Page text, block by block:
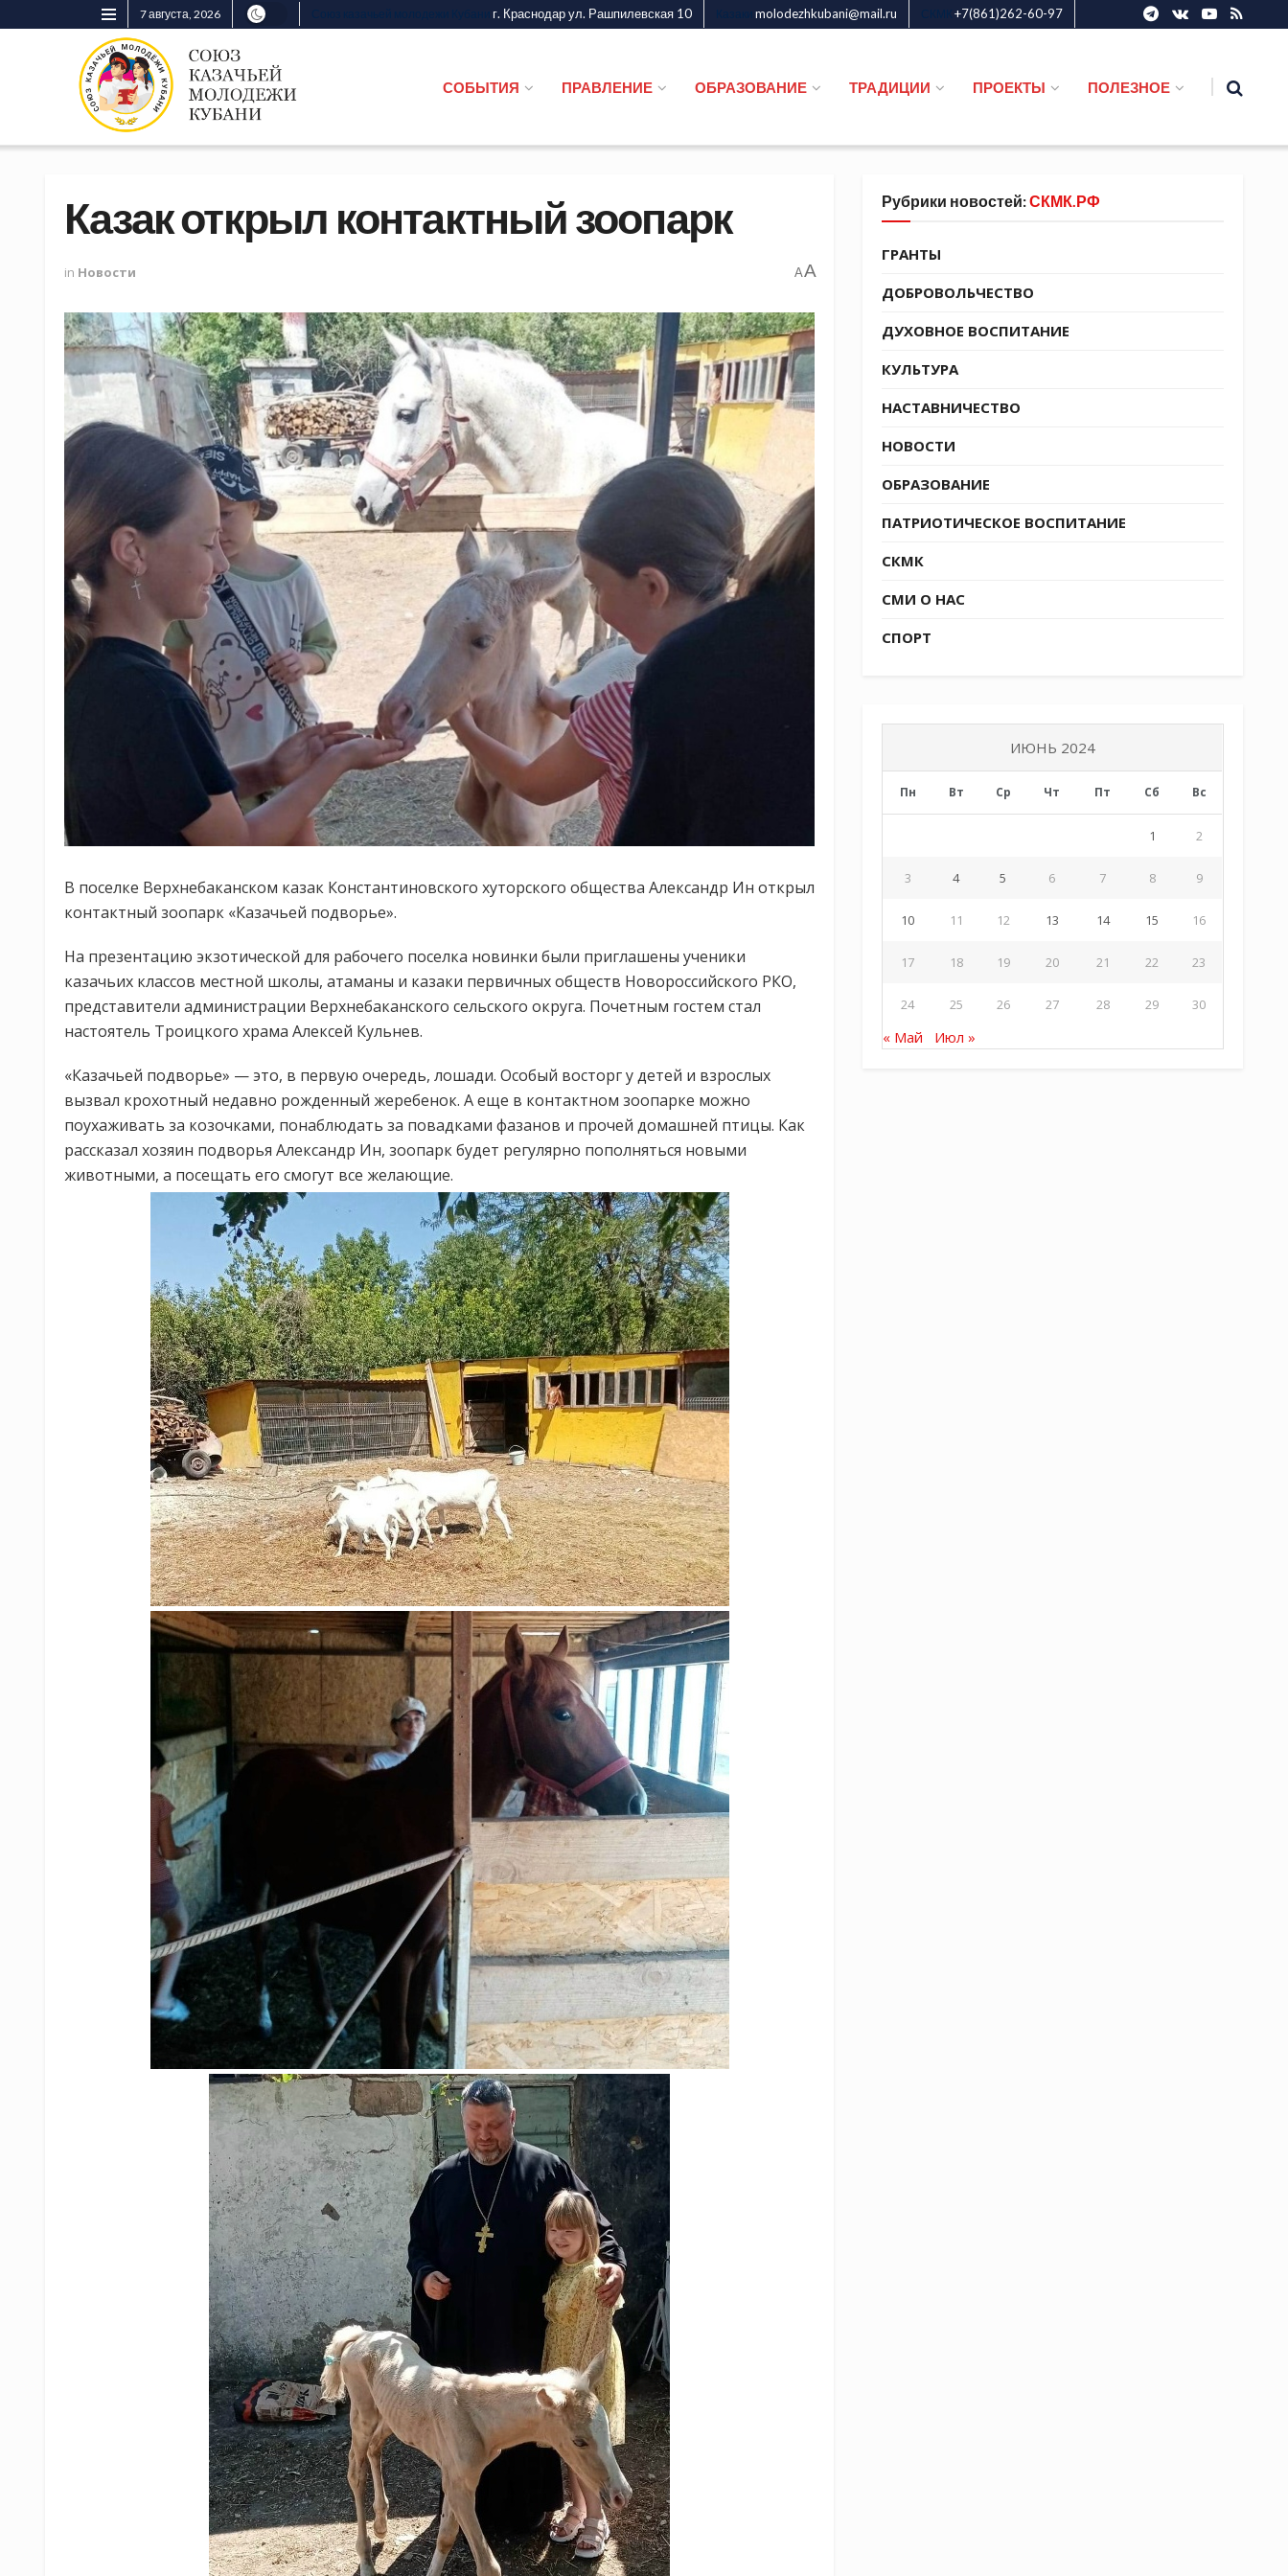
7 августа, 2026 г. Краснодар ул. Рашпилевская 10 molodezhkubani@mail.ru +7(861)262-60-97
СОБЫТИЯ ПРАВЛЕНИЕ ОБРАЗОВАНИЕ ТРАДИЦИИ ПРОЕКТЫ ПОЛЕЗНОЕ
Казак открыл контактный зоопарк
in Новости AA
В поселке Верхнебаканском казак Константиновского хуторского общества Александр Ин открыл
контактный зоопарк «Казачьей подворье».
На презентацию экзотической для рабочего поселка новинки были приглашены ученики
казачьих классов местной школы, атаманы и казаки первичных обществ Новороссийского РКО,
представители администрации Верхнебаканского сельского округа. Почетным гостем стал
настоятель Троицкого храма Алексей Кульнев.
«Казачьей подворье» — это, в первую очередь, лошади. Особый восторг у детей и взрослых
вызвал крохотный недавно рожденный жеребенок. А еще в контактном зоопарке можно
поухаживать за козочками, понаблюдать за повадками фазанов и прочей домашней птицы. Как
рассказал хозяин подворья Александр Ин, зоопарк будет регулярно пополняться новыми
животными, а посещать его смогут все желающие.
Рубрики новостей:СКМК.РФ
ГРАНТЫ
ДОБРОВОЛЬЧЕСТВО
ДУХОВНОЕ ВОСПИТАНИЕ
КУЛЬТУРА
НАСТАВНИЧЕСТВО
НОВОСТИ
ОБРАЗОВАНИЕ
ПАТРИОТИЧЕСКОЕ ВОСПИТАНИЕ
СКМК
СМИ О НАС
СПОРТ
ИЮНЬ 2024
Пн Вт Ср Чт Пт Сб Вс
1 2
3 4 5 6 7 8 9
10 11 12 13 14 15 16
17 18 19 20 21 22 23
24 25 26 27 28 29 30
« Май Июл »